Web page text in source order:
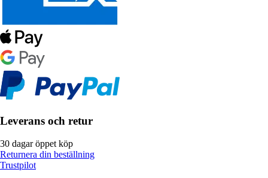
Leverans och retur
30 dagar öppet köp
Returnera din beställning
Trustpilot